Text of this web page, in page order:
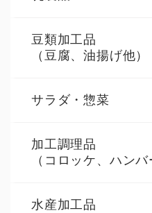
豆類加工品
（豆腐、油揚げ他）
サラダ・惣菜
加工調理品
（コロッケ、ハンバ
水産加工品